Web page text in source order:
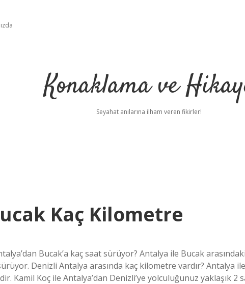
Konaklama ve
Seyahat anılarına ilham veren fikirler!
Kaç Kilometre
Bucak’a kaç saat sürüyor? Antalya ile Bucak
Denizli Antalya arasında kaç kilometre vardır? Antalya ile
Kamil Koç ile Antalya’dan Denizli’ye yolculuğunuz yaklaşık 2